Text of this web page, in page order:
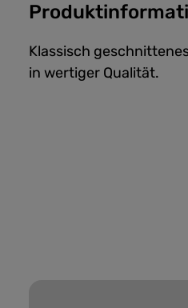
Klassisch
in wertiger Qualität.